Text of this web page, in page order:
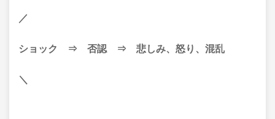
／
ショック ⇒ 否認 ⇒ 悲しみ、怒り、混乱
＼